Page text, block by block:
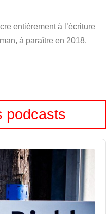
entièrement à l’écriture
à paraître en 2018.
podcasts